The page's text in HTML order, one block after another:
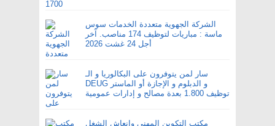
الشركة الجهوية متعددة الخدمات سوس
ماسة : مباريات لتوظيف 174 مناصب. آخر
أجل 24 غشت 2026
سار لمن يتوفرون على البكالوريا و الـ
DEUG و الدبلوم و الإجازة أو الماستر
توظيف 1.800 بعدة مصالح و إدارات عمومية
مكتب التكوين المهني وإنعاش الشغل